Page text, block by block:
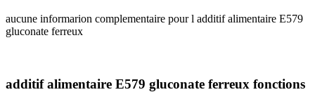
aucune informarion complementaire pour l additif alimentaire E579
gluconate ferreux
additif alimentaire E579 gluconate ferreux fonctions